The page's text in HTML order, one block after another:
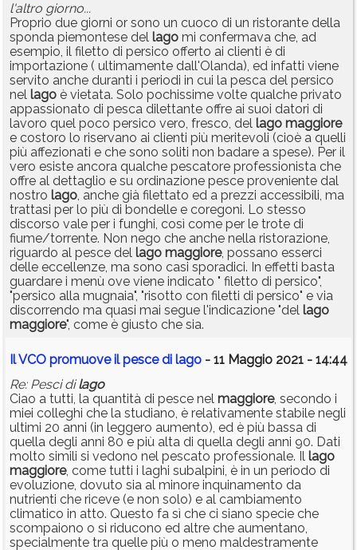
l'altro giorno...
Proprio due giorni or sono un cuoco di un ristorante della
sponda piemontese del lago mi confermava che, ad
esempio, il filetto di persico offerto ai clienti è di
importazione ( ultimamente dall'Olanda), ed infatti viene
servito anche duranti i periodi in cui la pesca del persico
nel lago è vietata. Solo pochissime volte qualche privato
appassionato di pesca dilettante offre ai suoi datori di
lavoro quel poco persico vero, fresco, del lago maggiore
e costoro lo riservano ai clienti più meritevoli (cioè a quelli
più affezionati e che sono soliti non badare a spese). Per il
vero esiste ancora qualche pescatore professionista che
offre al dettaglio e su ordinazione pesce proveniente dal
nostro lago, anche già filettato ed a prezzi accessibili, ma
trattasi per lo più di bondelle e coregoni. Lo stesso
discorso vale per i funghi, così come per le trote di
fiume/torrente. Non nego che anche nella ristorazione,
riguardo al pesce del lago maggiore, possano esserci
delle eccellenze, ma sono casi sporadici. In effetti basta
guardare i menù ove viene indicato " filetto di persico",
"persico alla mugnaia", "risotto con filetti di persico" e via
discorrendo ma quasi mai segue l'indicazione "del lago
maggiore", come è giusto che sia.
Il VCO promuove il pesce di lago - 11 Maggio 2021 - 14:44
Re: Pesci dilago
Ciao a tutti, la quantità di pesce nel maggiore, secondo i
miei colleghi che la studiano, è relativamente stabile negli
ultimi 20 anni (in leggero aumento), ed è più bassa di
quella degli anni 80 e più alta di quella degli anni 90. Dati
molto simili si vedono nel pescato professionale. Il lago
maggiore, come tutti i laghi subalpini, è in un periodo di
evoluzione, dovuto sia al minore inquinamento da
nutrienti che riceve (e non solo) e al cambiamento
climatico in atto. Questo fa sì che ci siano specie che
scompaiono o si riducono ed altre che aumentano,
specialmente tra quelle più o meno maldestramente